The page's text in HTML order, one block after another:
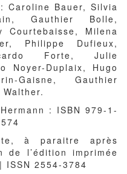
Caroline Bauer, Silvia
Gauthier Bolle,
Courtebaisse, Milena
Philippe Dufieux,
Forte, Julie
Noyer-Duplaix, Hugo
Gaisne, Gauthier
: ISBN 979-1-
à paraitre après
de l’édition imprimée
| ISSN 2554-3784​